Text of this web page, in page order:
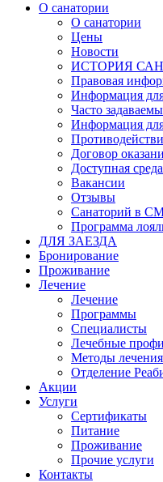
О санатории
О санатории
Цены
Новости
ИСТОРИЯ
Правовая
Информация для
Часто
Информация
Договор
Доступная среда
Вакансии
Отзывы
Санаторий в
Программа
ДЛЯ ЗАЕЗДА
Бронирование
Проживание
Лечение
Лечение
Программы
Специалисты
Лечебные
Методы лечения
Отделение
Акции
Услуги
Сертификаты
Питание
Проживание
Прочие услуги
Контакты